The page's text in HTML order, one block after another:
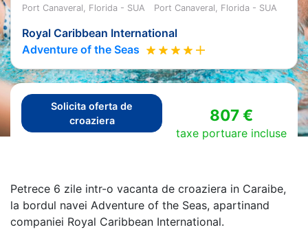
Port Canaveral, Florida - SUA Port Canaveral, Florida - SUA
Royal Caribbean International
Adventure of the Seas
Solicita oferta de
croaziera
807 €
taxe portuare incluse
Petrece 6 zile intr-o vacanta de croaziera in Caraibe,
la bordul navei Adventure of the Seas, apartinand
companiei Royal Caribbean International.